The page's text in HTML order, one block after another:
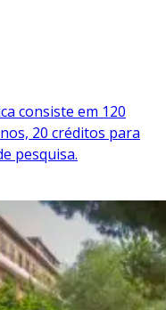
consiste em 120
20 créditos para
pesquisa.